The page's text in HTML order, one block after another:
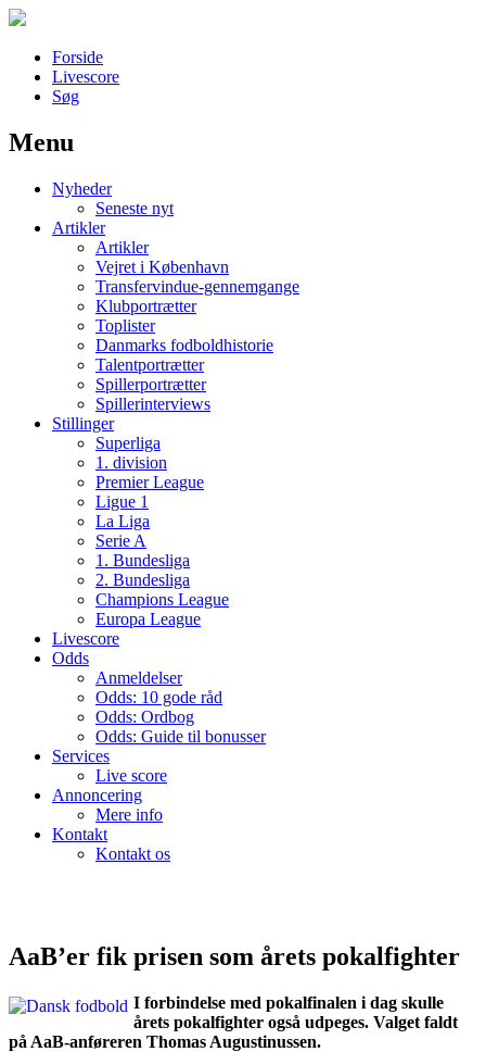
Forside
Livescore
Søg
Наши партнеры
лучшие займы
Menu
Nyheder
Seneste nyt
Artikler
Artikler
Vejret i København
Transfervindue-gennemgange
Klubportrætter
Toplister
Danmarks fodboldhistorie
Talentportrætter
Spillerportrætter
Spillerinterviews
Stillinger
Superliga
1. division
Premier League
Ligue 1
La Liga
Serie A
1. Bundesliga
2. Bundesliga
Champions League
Europa League
Livescore
Odds
Anmeldelser
Odds: 10 gode råd
Odds: Ordbog
Odds: Guide til bonusser
Services
Live score
Annoncering
Mere info
Kontakt
Kontakt os
AaB’er fik prisen som årets pokalfighter
I forbindelse med pokalfinalen i dag skulle
årets pokalfighter også udpeges. Valget faldt
på AaB-anføreren Thomas Augustinussen.